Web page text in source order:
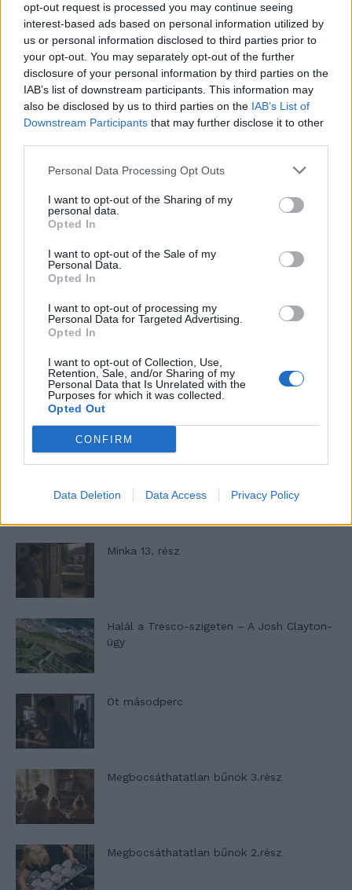
opt-out request is processed you may continue seeing
interest-based ads based on personal information utilized by
us or personal information disclosed to third parties prior to
your opt-out. You may separately opt-out of the further
disclosure of your personal information by third parties on the
IAB’s list of downstream participants. This information may
also be disclosed by us to third parties on the IAB’s List of
Downstream Participants that may further disclose it to other
Personal Data Processing Opt Outs
I want to opt-out of the Sharing of my
personal data.
Opted In
I want to opt-out of the Sale of my
Personal Data.
Opted In
I want to opt-out of processing my
Personal Data for Targeted Advertising.
Opted In
I want to opt-out of Collection, Use,
Retention, Sale, and/or Sharing of my
Personal Data that Is Unrelated with the
Purposes for which it was collected.
Opted Out
CONFIRM
Data Deletion Data Access Privacy Policy
Save my name, email, and website in this browser for the
next time I comment.
Notify me of new posts by email.
46,301 Rajongók
13,262 Követő KÖVETÉS
LEGFRISSEBB
Minka 13. rész
Halál a Tresco-szigeten – A Josh Clayton-
ügy
Öt másodperc
Megbocsáthatatlan bűnök 3.rész
Megbocsáthatatlan bűnök 2.rész